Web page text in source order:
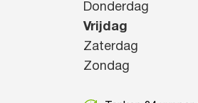
Donderdag
Vrijdag
Zaterdag
Zondag